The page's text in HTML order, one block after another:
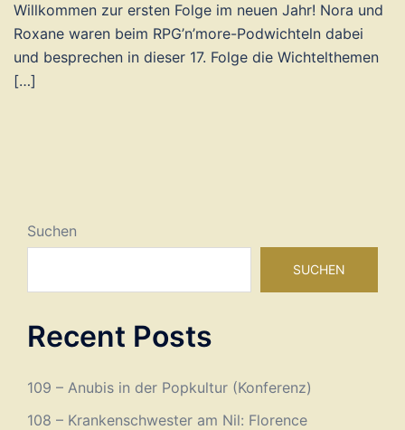
Willkommen zur ersten Folge im neuen Jahr! Nora und
Roxane waren beim RPG’n’more-Podwichteln dabei
und besprechen in dieser 17. Folge die Wichtelthemen
[…]
Suchen
SUCHEN
Recent Posts
109 – Anubis in der Popkultur (Konferenz)
108 – Krankenschwester am Nil: Florence